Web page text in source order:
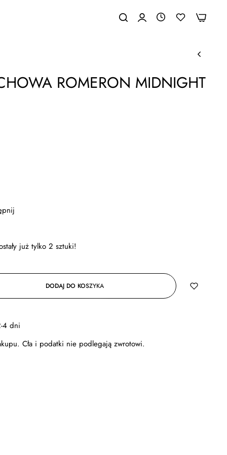
0 0
ROMERON MIDNIGHT
już tylko 2 sztuki!
DODAJ DO KOSZYKA
4 dni
Cła i podatki nie podlegają zwrotowi.